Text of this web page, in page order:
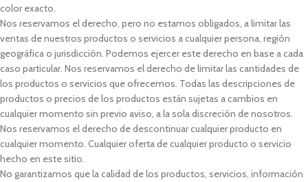
color exacto.
Nos reservamos el derecho, pero no estamos obligados, a limitar las
ventas de nuestros productos o servicios a cualquier persona, región
geográfica o jurisdicción. Podemos ejercer este derecho en base a cada
caso particular. Nos reservamos el derecho de limitar las cantidades de
los productos o servicios que ofrecemos. Todas las descripciones de
productos o precios de los productos están sujetas a cambios en
cualquier momento sin previo aviso, a la sola discreción de nosotros.
Nos reservamos el derecho de descontinuar cualquier producto en
cualquier momento. Cualquier oferta de cualquier producto o servicio
hecho en este sitio.
No garantizamos que la calidad de los productos, servicios, información